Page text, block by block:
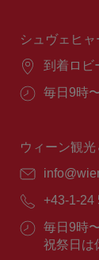
間：
シュヴェヒ
場
到着ロビ
営
間：
毎日9時
ウィーン観
E
ー
ル：
電
番
号：
+43-1-24
営
業
毎日9時
祝祭日は